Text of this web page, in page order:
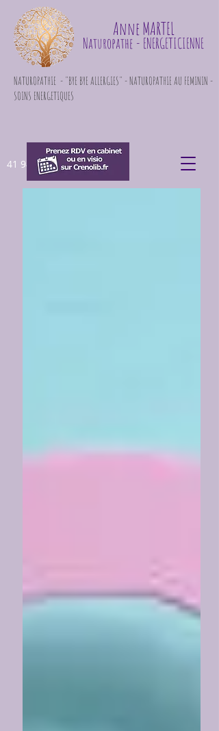
Anne MARTEL
Naturopathe - ENERGETICIENNE
NATUROPATHIE - "BYE BYE ALLERGIES" - NATUROPATHIE AU FEMININ -
SOINS ENERGETIQUES
41 948 871